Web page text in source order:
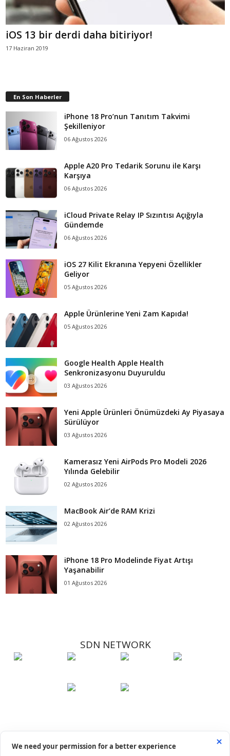
iOS 13 bir derdi daha bitiriyor!
17 Haziran 2019
En Son Haberler
iPhone 18 Pro’nun Tanıtım Takvimi
Şekilleniyor
06 Ağustos 2026
Apple A20 Pro Tedarik Sorunu ile Karşı
Karşıya
06 Ağustos 2026
iCloud Private Relay IP Sızıntısı Açığıyla
Gündemde
06 Ağustos 2026
iOS 27 Kilit Ekranına Yepyeni Özellikler
Geliyor
05 Ağustos 2026
Apple Ürünlerine Yeni Zam Kapıda!
05 Ağustos 2026
Google Health Apple Health
Senkronizasyonu Duyuruldu
03 Ağustos 2026
Yeni Apple Ürünleri Önümüzdeki Ay Piyasaya
Sürülüyor
03 Ağustos 2026
Kamerasız Yeni AirPods Pro Modeli 2026
Yılında Gelebilir
02 Ağustos 2026
MacBook Air’de RAM Krizi
02 Ağustos 2026
iPhone 18 Pro Modelinde Fiyat Artışı
Yaşanabilir
01 Ağustos 2026
SDN NETWORK